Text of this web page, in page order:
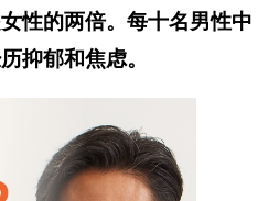
性的两倍。每十名男性中
抑郁和焦虑。